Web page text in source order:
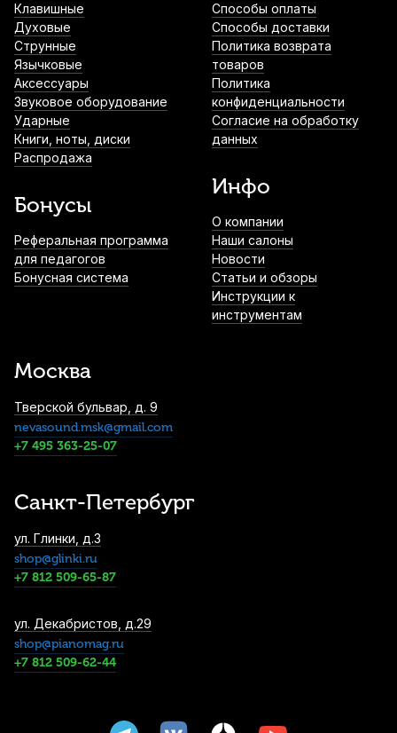
Клавишные
Духовые
Струнные
Язычковые
Аксессуары
Звуковое оборудование
Ударные
Книги, ноты, диски
Распродажа
Бонусы
Реферальная программа
для педагогов
Бонусная система
Способы оплаты
Способы доставки
Политика возврата
товаров
Политика
конфиденциальности
Согласие на обработку
данных
Инфо
О компании
Наши салоны
Новости
Статьи и обзоры
Инструкции к
инструментам
Москва
Тверской бульвар, д. 9
nevasound.msk@gmail.com
+7 495 363-25-07
Санкт-Петербург
ул. Глинки, д.3
shop@glinki.ru
+7 812 509-65-87
ул. Декабристов, д.29
shop@pianomag.ru
+7 812 509-62-44